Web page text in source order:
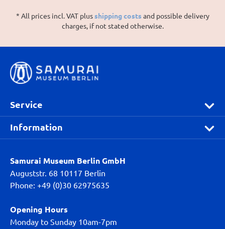
* All prices incl. VAT plusshipping costs and possible delivery
charges, if not stated otherwise.
Service
Information
Samurai Museum Berlin GmbH
Auguststr. 68 10117 Berlin
Phone: +49 (0)30 62975635
Opening Hours
Monday to Sunday 10am-7pm